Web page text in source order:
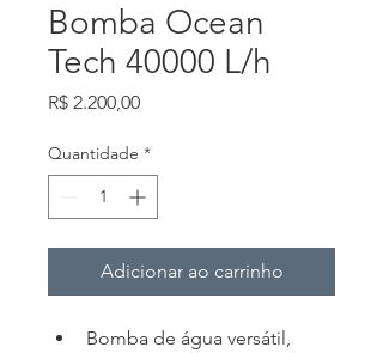
Bomba Ocean
Tech 40000 L/h
R$ 2.200,00Preço
Quantidade *
Adicionar ao carrinho
Bomba de água versátil,